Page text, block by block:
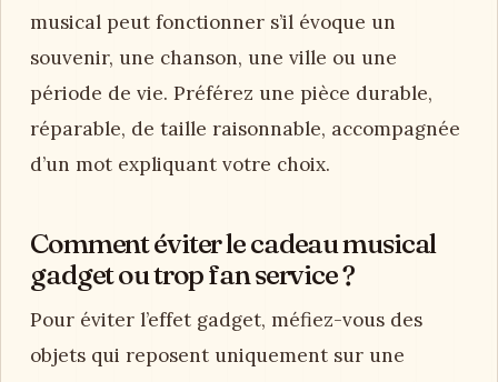
musical peut fonctionner s’il évoque un
souvenir, une chanson, une ville ou une
période de vie. Préférez une pièce durable,
réparable, de taille raisonnable, accompagnée
d’un mot expliquant votre choix.
Comment éviter le cadeau musical
gadget ou trop fan service ?
Pour éviter l’effet gadget, méfiez-vous des
objets qui reposent uniquement sur une